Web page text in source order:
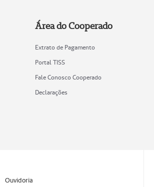
Área do Cooperado
Extrato de Pagamento
Portal TISS
Fale Conosco Cooperado
Declarações
Ouvidoria